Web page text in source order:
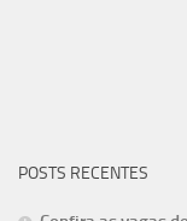
POSTS RECENTES